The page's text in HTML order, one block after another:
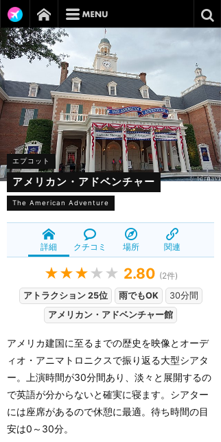
エプコット
アメリカン・アドベンチャー
The American Adventure
詳細 クチコミ 場所 関連
★★★ ★★ 2.80 (2件)
アトラクション 25位
雨でもOK
30分間
アメリカン・アドベンチャー館
アメリカ建国に至るまでの歴史を映像とオーデ
ィオ・アニマトロニクスで振り返る大型シアタ
ー。上演時間が30分間あり、淡々と展開するの
で英語が分からないと確実に寝ます。シアター
には座席があるので休憩に最適。待ち時間の目
安は0～30分。